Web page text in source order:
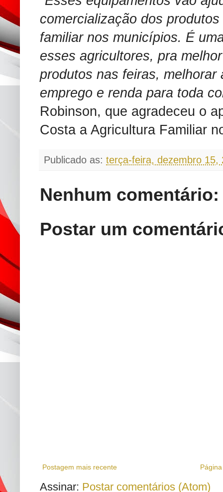
comercialização dos
familiar nos municípios. É
esses agricultores, pra
produtos nas feiras, melhorar
emprego e renda para toda
Robinson, que agradeceu o
Costa a Agricultura Familiar
Publicado as: terça-feira, dezembro 15,
Nenhum comentário:
Postar um
Postagem mais recente
Assinar: Postar comentários (Atom)